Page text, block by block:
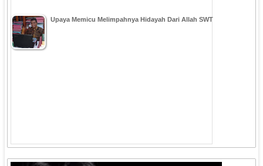
Upaya Memicu Melimpahnya Hidayah Dari Allah SWT